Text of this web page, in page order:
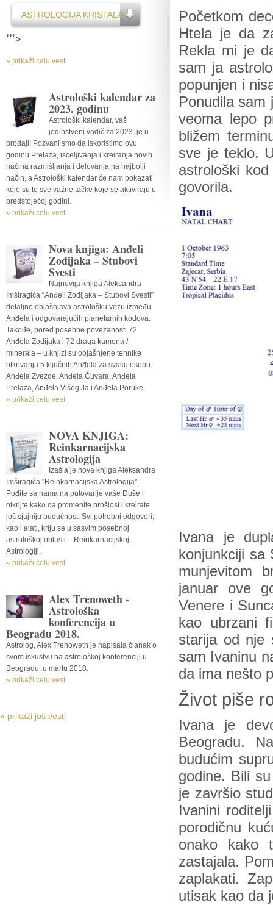
ASTROLOGIJA KRISTALA
'">
» prikaži celu vest
Astrološki kalendar za
2023. godinu
Astrološki kalendar, vaš
jedinstveni vodič za 2023. je u
prodaji! Pozvani smo da iskoristimo ovu
godinu Prelaza, isceljivanja i kreiranja novih
načina razmišljanja i delovanja na najbolji
način, a Astrološki kalendar će nam pokazati
koje su to sve važne tačke koje se aktiviraju u
predstojećoj godini.
» prikaži celu vest
Nova knjiga: Anđeli
Zodijaka – Stubovi
Svesti
Najnovija knjiga Aleksandra
Imširagića “Anđeli Zodijaka – Stubovi Svesti”
detaljno objašnjava astrološku vezu između
Anđela i odgovarajućih planetarnih kodova.
Takođe, pored posebne povezanosti 72
Anđela Zodijaka i 72 draga kamena /
minerala – u knjizi su objašnjene tehnike
otkrivanja 5 ključnih Anđela za svaku osobu:
Anđela Zvezde, Anđela Čuvara, Anđela
Prelaza, Anđela Višeg Ja i Anđela Poruke.
» prikaži celu vest
NOVA KNJIGA:
Reinkarnacijska
Astrologija
Izašla je nova knjiga Aleksandra
Imširagića ''Reinkarnacijska Astrologija''.
Pođite sa nama na putovanje vaše Duše i
otkrijte kako da promenite prošlost i kreirate
još sjajniju budućnost. Svi potrebni odgovori,
kao i alati, kriju se u sasvim posebnoj
astrološkoj oblasti – Reinkarnacijskoj
Astrologiji.
» prikaži celu vest
Alex Trenoweth -
Astrološka
konferencija u
Beogradu 2018.
Astrolog, Alex Trenoweth je napisala članak o
svom iskustvu na astrološkoj konferenciji u
Beogradu, u martu 2018.
» prikaži celu vest
» prikaži još vesti
Početkom
Htela je da
Rekla mi je
sam ja
popunjen i
Ponudila
veoma lepo
bližem
sve je teklo.
astrološki
govorila.
Ivana je
konjunkciji
munjevitom
januar ove
Venere i
kao ubrzani
starija od nje
sam Ivaninu
da ima nešto
Život piše
Ivana je
Beogradu.
budućim
godine. Bili
je završio
Ivanini
porodičnu
onako kako
zastajala.
zaplakati.
utisak kao da